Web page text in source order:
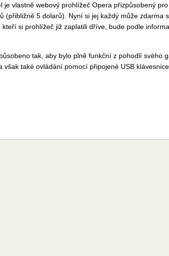
je vlastně webový prohlížeč Opera přizpůsobený
(přibližně 5 dolarů). Nyní si jej každý může zdarma
kteří si prohlížeč již zaplatili dříve, bude podle
tak, aby bylo plně funkční z pohodlí svého
však také ovládání pomocí připojené USB klávesnice.